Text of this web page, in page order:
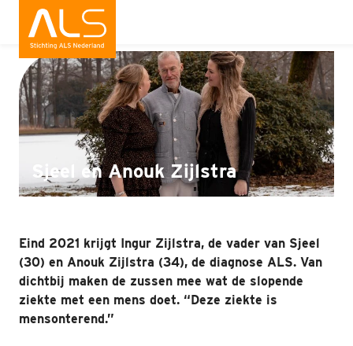
Wat is ALS
Wat kun jij doen
Bedrijven
Onderzoek
Wat doen wij
Patiënten
Nieuws
Interviews
Sjeel en Anouk Zijlstra
Eind 2021 krijgt Ingur Zijlstra, de vader van Sjeel
(30) en Anouk Zijlstra (34), de diagnose ALS. Van
dichtbij maken de zussen mee wat de slopende
ziekte met een mens doet. “Deze ziekte is
mensonterend.”